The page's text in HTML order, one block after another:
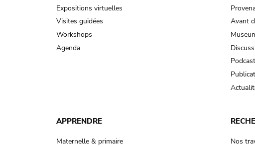
Expositions virtuelles
Visites guidées
Workshops
Agenda
Avant
APPRENDRE
Maternelle & primaire
Nos